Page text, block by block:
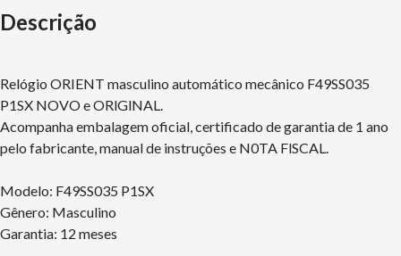
Descrição
Relógio ORIENT masculino automático mecânico F49SS035
P1SX NOVO e ORlGlNAL.
Acompanha embalagem oficial, certificado de garantia de 1 ano
pelo fabricante, manual de instruções e N0TA FlSCAL.
Modelo: F49SS035 P1SX
Gênero: Masculino
Garantia: 12 meses